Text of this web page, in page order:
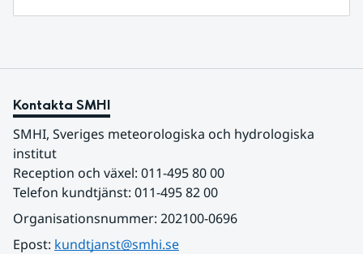
Kontakta SMHI
SMHI, Sveriges meteorologiska och hydrologiska
institut
Reception och växel: 011-495 80 00
Telefon kundtjänst: 011-495 82 00
Organisationsnummer: 202100-0696
Epost: kundtjanst@smhi.se